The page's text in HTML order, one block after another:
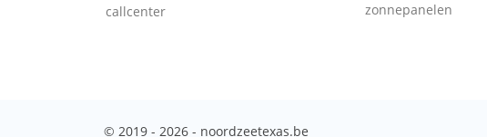
callcenter
zonnepanelen
© 2019 - 2026 - noordzeetexas.be